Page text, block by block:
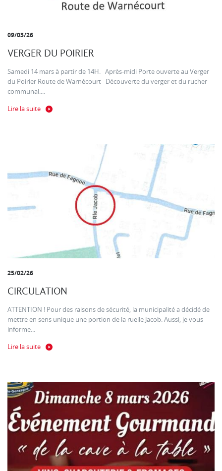
09/03/26
VERGER DU POIRIER
Samedi 14 mars à partir de 14H. Après-midi Porte ouverte au Verger
du Poirier Route de Warnécourt Découverte du verger et du rucher
communal....
Lire la suite
25/02/26
CIRCULATION
ATTENTION ! Pour des raisons de sécurité, la municipalité a décidé de
mettre en sens unique une portion de la ruelle Jacob. Aussi, je vous
informe...
Lire la suite